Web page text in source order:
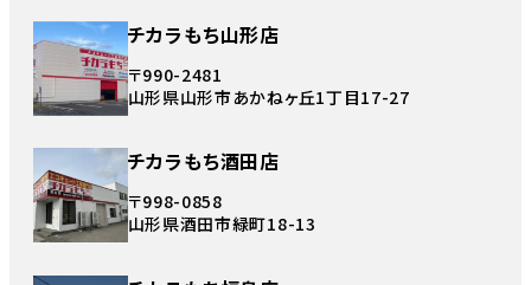
チカラもち山形店
〒990-2481
山形県山形市あかねヶ丘1丁目17-27
チカラもち酒田店
〒998-0858
山形県酒田市緑町18-13